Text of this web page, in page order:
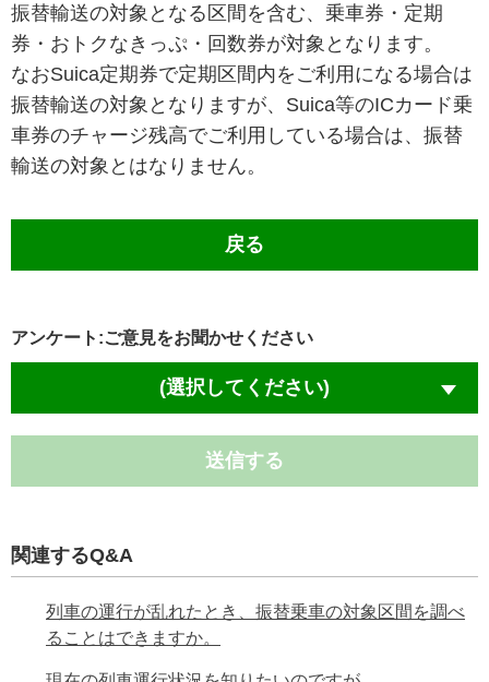
振替輸送の対象となる区間を含む、乗車券・定期
券・おトクなきっぷ・回数券が対象となります。
なおSuica定期券で定期区間内をご利用になる場合は
振替輸送の対象となりますが、Suica等のICカード乗
車券のチャージ残高でご利用している場合は、振替
輸送の対象とはなりません。
戻る
アンケート:ご意見をお聞かせください
(選択してください)
送信する
関連するQ&A
列車の運行が乱れたとき、振替乗車の対象区間を調べ
ることはできますか。